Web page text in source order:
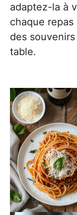
adaptez-la à
chaque
des
table.